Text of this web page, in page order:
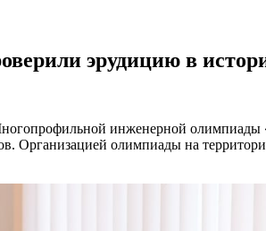
эрудицию в
инженерной
Организацией олимпиады на